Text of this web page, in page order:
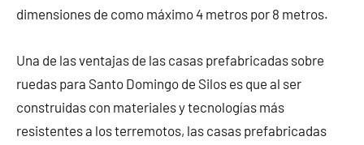
dimensiones de como máximo 4 metros por 8 metros.
Una de las ventajas de las casas prefabricadas sobre
ruedas para Santo Domingo de Silos es que al ser
construidas con materiales y tecnologías más
resistentes a los terremotos, las casas prefabricadas